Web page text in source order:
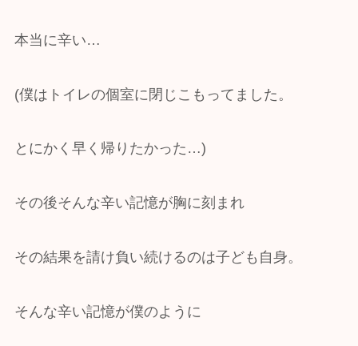
本当に辛い…
(僕はトイレの個室に閉じこもってました。
とにかく早く帰りたかった…)
その後そんな辛い記憶が胸に刻まれ
その結果を請け負い続けるのは子ども自身。
そんな辛い記憶が僕のように